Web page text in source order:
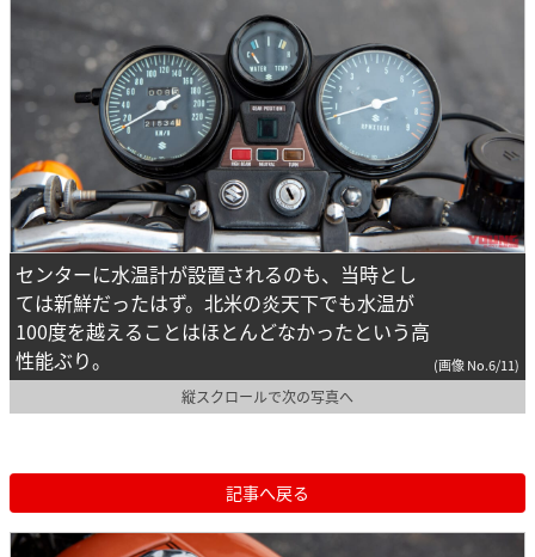
センターに水温計が設置されるのも、当時とし
ては新鮮だったはず。北米の炎天下でも水温が
100度を越えることはほとんどなかったという高
性能ぶり。
(画像 No.6/11)
縦スクロールで次の写真へ
記事へ戻る